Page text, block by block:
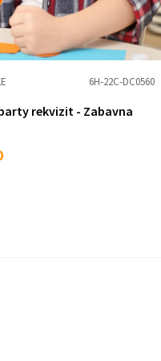
6H-22C-DC0560
rekvizit - Zabavna